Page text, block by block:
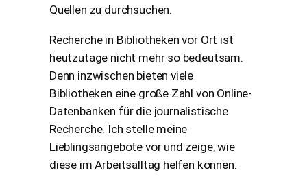
Quellen zu durchsuchen.
Recherche in Bibliotheken vor Ort ist
heutzutage nicht mehr so bedeutsam.
Denn inzwischen bieten viele
Bibliotheken eine große Zahl von Online-
Datenbanken für die journalistische
Recherche. Ich stelle meine
Lieblingsangebote vor und zeige, wie
diese im Arbeitsalltag helfen können.